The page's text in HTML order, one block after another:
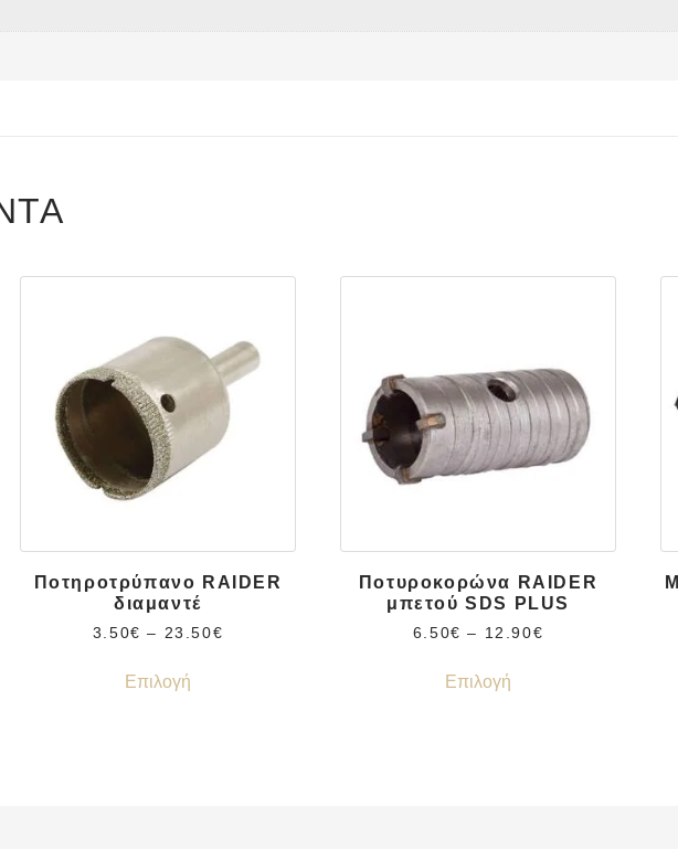
Ποτηροτρύπανο RAIDER
διαμαντέ
3.50€ – 23.50€
Επιλογή
Ποτυροκορώνα RAIDER
μπετού SDS PLUS
6.50€ – 12.90€
Επιλογή